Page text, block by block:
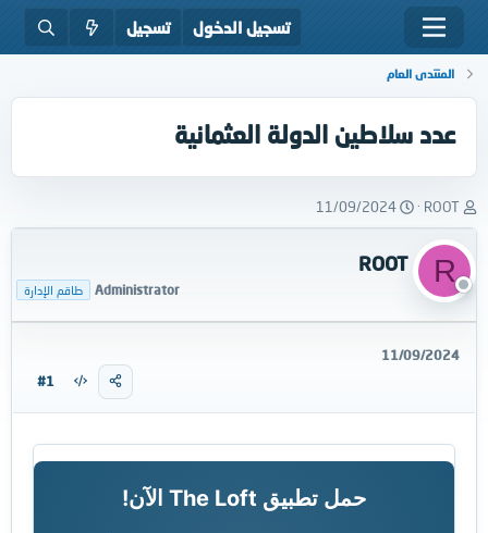
تسجيل الدخول تسجيل
المنتدى العام
عدد سلاطين الدولة العثمانية
ب
ا
د
ئ
ا
ل
م
ض
ROOT
ت
ا
ي
ل
د
11/09/2024
R
ROOT
Administrator طاقم الإدارة
11/09/2024
#1
حمل تطبيق The Loft الآن!